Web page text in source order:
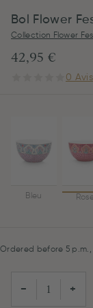
Bol Flower
Collection Flower
42,95 €
0 Avis
Bleu Rose
Ordered before 5
− +